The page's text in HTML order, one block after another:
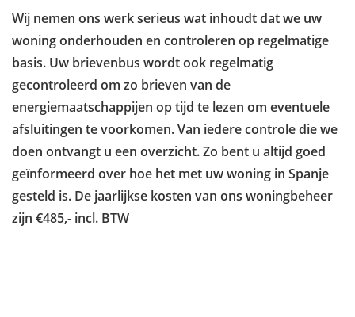
Wij nemen ons werk serieus wat inhoudt dat we uw
woning onderhouden en controleren op regelmatige
basis. Uw brievenbus wordt ook regelmatig
gecontroleerd om zo brieven van de
energiemaatschappijen op tijd te lezen om eventuele
afsluitingen te voorkomen. Van iedere controle die we
doen ontvangt u een overzicht. Zo bent u altijd goed
geïnformeerd over hoe het met uw woning in Spanje
gesteld is. De jaarlijkse kosten van ons woningbeheer
zijn €485,- incl. BTW